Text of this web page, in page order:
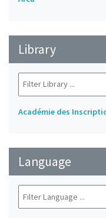
Library
Académie des
Language